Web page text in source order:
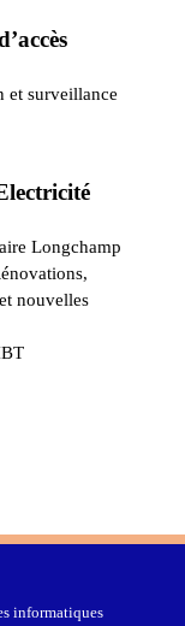
et surveillance
Longchamp
nouvelles
informatiques